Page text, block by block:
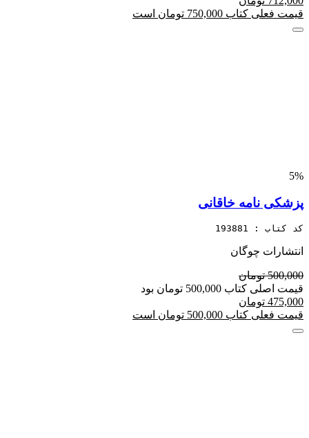
قیمت فعلی کتاب 750,000 تومان است
5%
پزشکی نامه خاقانی
کد کتاب : 193881
انتشارات چوگان
500,000 تومان
قیمت اصلی کتاب 500,000 تومان بود
475,000 تومان
قیمت فعلی کتاب 500,000 تومان است